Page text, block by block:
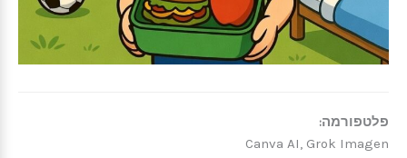
פלטפורמה:
Canva AI, Grok Imagen